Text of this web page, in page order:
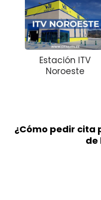
Estación ITV
Noroeste
¿Cómo pedir cita
de